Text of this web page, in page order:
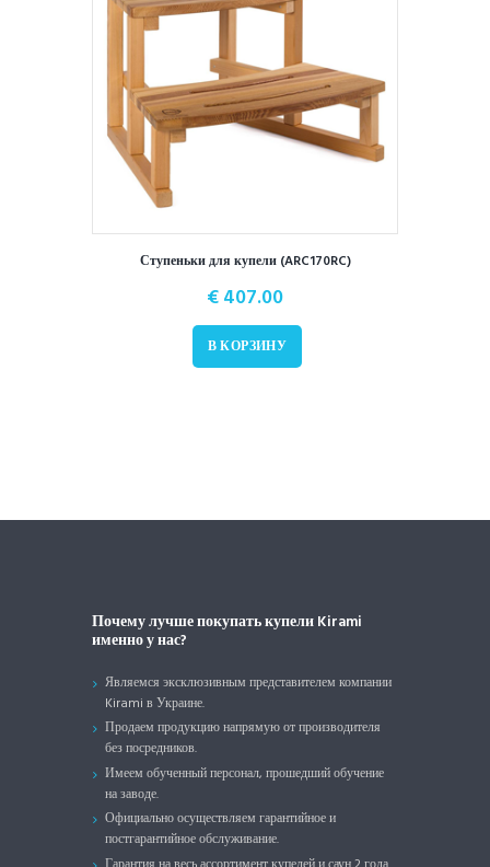
Ступеньки для купели (ARC170RC)
€407.00
В КОРЗИНУ
Почему лучше покупать купели Kirami
именно у нас?
Являемся эксклюзивным представителем компании
Kirami в Украине.
Продаем продукцию напрямую от производителя
без посредников.
Имеем обученный персонал, прошедший обучение
на заводе.
Официально осуществляем гарантийное и
постгарантийное обслуживание.